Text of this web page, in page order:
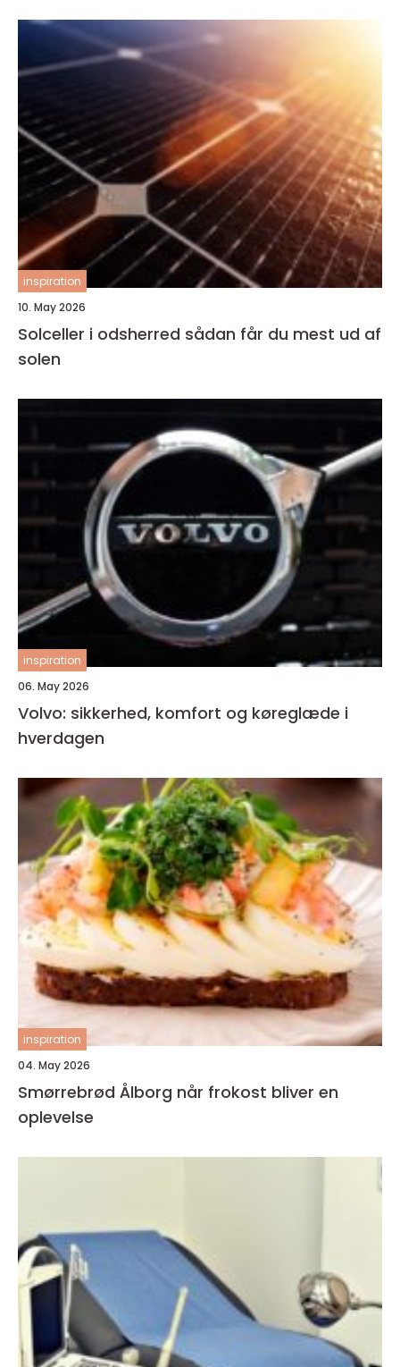
inspiration
10. May 2026
Solceller i odsherred sådan får du mest ud af
solen
inspiration
06. May 2026
Volvo: sikkerhed, komfort og køreglæde i
hverdagen
inspiration
04. May 2026
Smørrebrød Ålborg når frokost bliver en
oplevelse